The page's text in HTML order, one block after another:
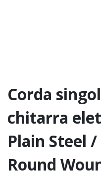
Corda
chitarra
Plain Steel
Round